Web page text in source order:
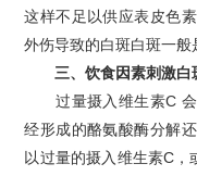
这样不足以供应表皮色
外伤导致的白斑白斑一般
三、饮食因素刺激白
过量摄入维生素C 会
经形成的酪氨酸酶分解
以过量的摄入维生素C